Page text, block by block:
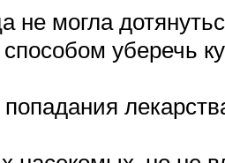
не могла
уберечь